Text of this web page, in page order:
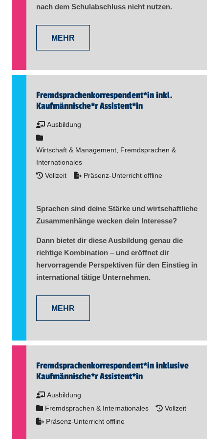
nach dem Schulabschluss nicht nutzen.
MEHR
Fremd­sprachen­korre­spon­dent​*ininkl.
Kaufmännische*r Assistent​*in
Ausbildung
Wirtschaft & Management, Fremdsprachen &
Internationales
Vollzeit
Präsenz-Unterricht offline
Sprachen sind deine Stärke und wirtschaftliche
Zusammenhänge wecken dein Interesse?
Dann bietet dir diese Ausbildung genau die
richtige Kombination – und eröffnet dir
hervorragende Perspektiven für den Einstieg in
international tätige Unternehmen.
MEHR
Fremd­sprachen­korre­spon­dent​*ininklusive
Kaufmännische*r Assistent​*in
Ausbildung
Fremdsprachen & Internationales
Vollzeit
Präsenz-Unterricht offline